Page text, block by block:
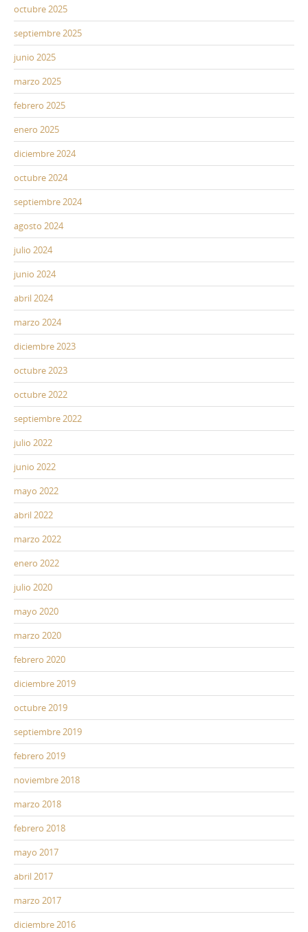
octubre 2025
septiembre 2025
junio 2025
marzo 2025
febrero 2025
enero 2025
diciembre 2024
octubre 2024
septiembre 2024
agosto 2024
julio 2024
junio 2024
abril 2024
marzo 2024
diciembre 2023
octubre 2023
octubre 2022
septiembre 2022
julio 2022
junio 2022
mayo 2022
abril 2022
marzo 2022
enero 2022
julio 2020
mayo 2020
marzo 2020
febrero 2020
diciembre 2019
octubre 2019
septiembre 2019
febrero 2019
noviembre 2018
marzo 2018
febrero 2018
mayo 2017
abril 2017
marzo 2017
diciembre 2016